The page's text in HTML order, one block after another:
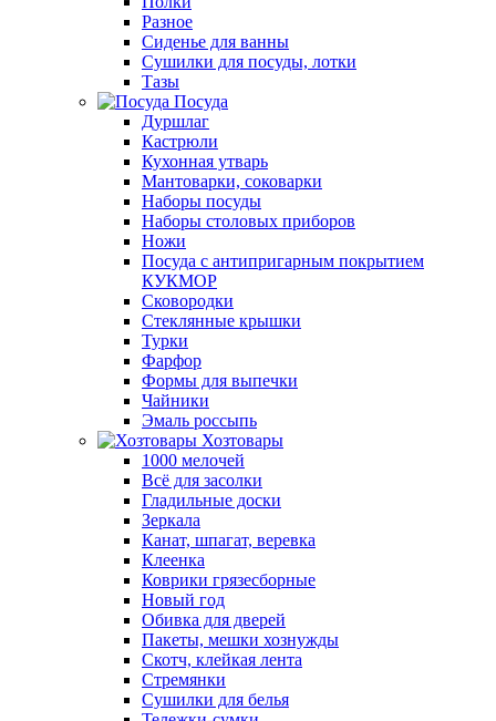
Разное
Сиденье для ванны
Сушилки для посуды, лотки
Тазы
Посуда
Дуршлаг
Кастрюли
Кухонная утварь
Мантоварки, соковарки
Наборы посуды
Наборы столовых приборов
Ножи
Посуда с антипригарным покрытием
КУКМОР
Сковородки
Стеклянные крышки
Турки
Фарфор
Формы для выпечки
Чайники
Эмаль россыпь
Хозтовары
1000 мелочей
Всё для засолки
Гладильные доски
Зеркала
Канат, шпагат, веревка
Клеенка
Коврики грязесборные
Новый год
Обивка для дверей
Пакеты, мешки хознужды
Скотч, клейкая лента
Стремянки
Сушилки для белья